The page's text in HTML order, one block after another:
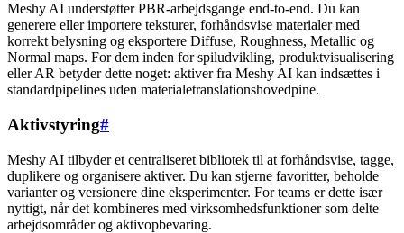
Meshy AI understøtter PBR-arbejdsgange end-to-end. Du kan
generere eller importere teksturer, forhåndsvise materialer med
korrekt belysning og eksportere Diffuse, Roughness, Metallic og
Normal maps. For dem inden for spiludvikling, produktvisualisering
eller AR betyder dette noget: aktiver fra Meshy AI kan indsættes i
standardpipelines uden materialetranslationshovedpine.
Aktivstyring#
Meshy AI tilbyder et centraliseret bibliotek til at forhåndsvise, tagge,
duplikere og organisere aktiver. Du kan stjerne favoritter, beholde
varianter og versionere dine eksperimenter. For teams er dette især
nyttigt, når det kombineres med virksomhedsfunktioner som delte
arbejdsområder og aktivopbevaring.